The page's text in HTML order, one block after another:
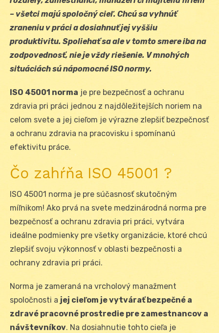
– všetci majú spoločný cieľ. Chcú sa vyhnúť
zraneniu v práci a dosiahnuť jej vyššiu
produktivitu. Spoliehať sa ale v tomto smere iba na
zodpovednosť, nie je vždy riešenie. V mnohých
situáciách sú nápomocné ISO normy.
ISO 45001 norma je pre bezpečnosť a ochranu
zdravia pri práci jednou z najdôležitejších noriem na
celom svete a jej cieľom je výrazne zlepšiť bezpečnosť
a ochranu zdravia na pracovisku i spomínanú
efektivitu práce.
Čo zahŕňa ISO 45001 ?
ISO 45001 norma je pre súčasnosť skutočným
míľnikom! Ako prvá na svete medzinárodná norma pre
bezpečnosť a ochranu zdravia pri práci, vytvára
ideálne podmienky pre všetky organizácie, ktoré chcú
zlepšiť svoju výkonnosť v oblasti bezpečnosti a
ochrany zdravia pri práci.
Norma je zameraná na vrcholový manažment
spoločnosti a jej cieľom je vytvárať bezpečné a
zdravé pracovné prostredie pre zamestnancov a
návštevníkov. Na dosiahnutie tohto cieľa je